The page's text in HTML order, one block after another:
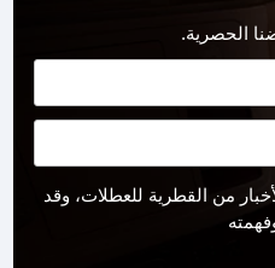
الحصرية.
من القطرية للعطلات، وقد